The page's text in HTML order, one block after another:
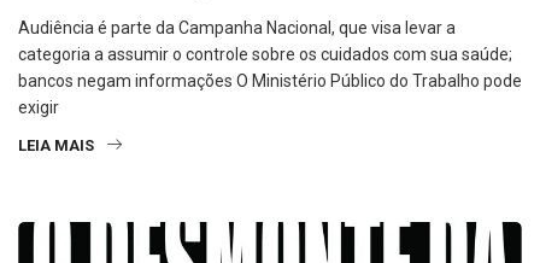
Audiência é parte da Campanha Nacional, que visa levar a
categoria a assumir o controle sobre os cuidados com sua saúde;
bancos negam informações O Ministério Público do Trabalho pode
exigir
LEIA MAIS